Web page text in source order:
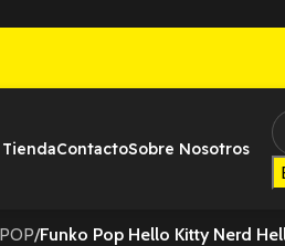
TiendaContactoSobre Nosotros
/Funko Pop Hello Kitty Nerd